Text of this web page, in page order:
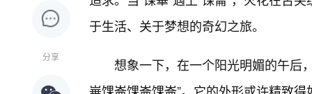
分享
于生活、关于梦想的奇幻之旅。
想象一下，在一个阳光明媚的午后